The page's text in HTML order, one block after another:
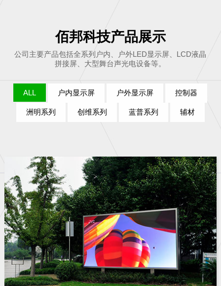
佰邦科技产品展示
公司主要产品包括全系列户内、户外LED显示屏、LCD液晶
拼接屏、大型舞台声光电设备等。
ALL 户内显示屏 户外显示屏 控制器
洲明系列 创维系列 蓝普系列 辅材